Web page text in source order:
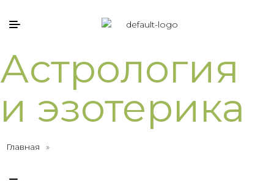
Астрология
и эзотерика
Главная »